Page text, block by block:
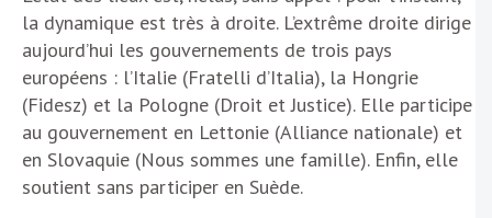
la dynamique est très à droite. L’extrême droite dirige
aujourd’hui les gouvernements de trois pays
européens : l’Italie (Fratelli d’Italia), la Hongrie
(Fidesz) et la Pologne (Droit et Justice). Elle participe
au gouvernement en Lettonie (Alliance nationale) et
en Slovaquie (Nous sommes une famille). Enfin, elle
soutient sans participer en Suède.